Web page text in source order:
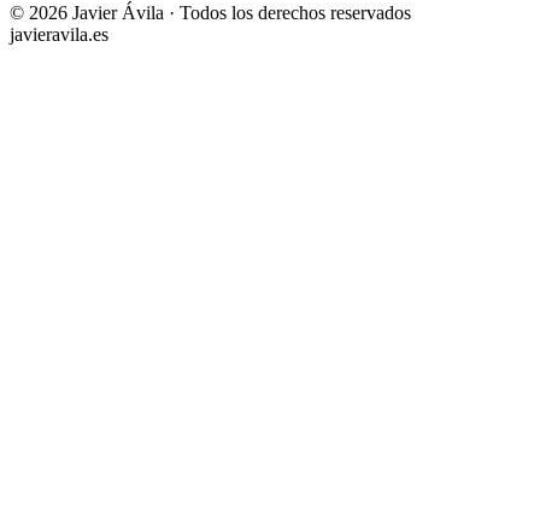
© 2026 Javier Ávila · Todos los derechos reservados
javieravila.es